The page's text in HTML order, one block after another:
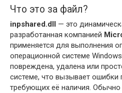
Что это за файл?
inpshared.dll
— это
разработанная компанией
применяется для выполнения
операционной системе
повреждена, удалена или
системе, что вызывает ошибки
требующих её наличия. Обычно